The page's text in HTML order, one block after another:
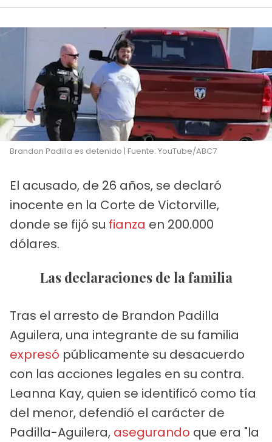
Brandon Padilla es detenido | Fuente: YouTube/ABC7
El acusado, de 26 años, se declaró
inocente en la Corte de Victorville,
donde se fijó su fianza en 200.000
dólares.
Las declaraciones de la familia
Tras el arresto de Brandon Padilla
Aguilera, una integrante de su familia
expresó públicamente su desacuerdo
con las acciones legales en su contra.
Leanna Kay, quien se identificó como tía
del menor, defendió el carácter de
Padilla-Aguilera, asegurando que era "la